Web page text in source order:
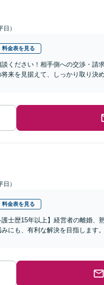
）
料金表を見る
ください！相手側への交渉・請
来を見据えて、しっかり取り決
）
料金表を見る
護士歴15年以上】経営者の離婚
にも、有利な解決を目指します